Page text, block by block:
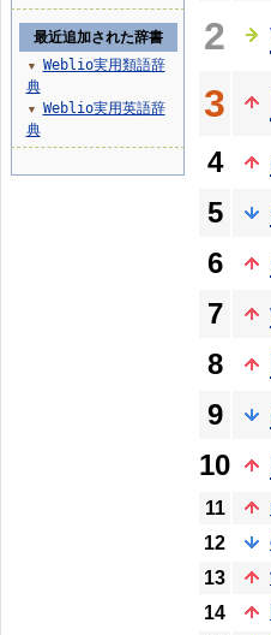
2
3
4
5
6
7
8
9
10
11
12
13
14
最近追加された辞書
▼
Weblio実用類語辞
典
▼
Weblio実用英語辞
典